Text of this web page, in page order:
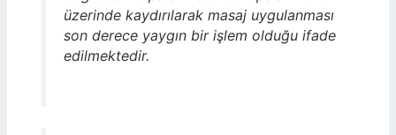
üzerinde kaydırılarak masaj uygulanması
son derece yaygın bir işlem olduğu ifade
edilmektedir.